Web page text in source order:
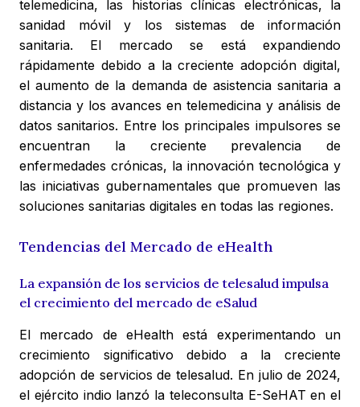
telemedicina, las historias clínicas electrónicas, la
sanidad móvil y los sistemas de información
sanitaria. El mercado se está expandiendo
rápidamente debido a la creciente adopción digital,
el aumento de la demanda de asistencia sanitaria a
distancia y los avances en telemedicina y análisis de
datos sanitarios. Entre los principales impulsores se
encuentran la creciente prevalencia de
enfermedades crónicas, la innovación tecnológica y
las iniciativas gubernamentales que promueven las
soluciones sanitarias digitales en todas las regiones.
Tendencias del Mercado de eHealth
La expansión de los servicios de telesalud impulsa
el crecimiento del mercado de eSalud
El mercado de eHealth está experimentando un
crecimiento significativo debido a la creciente
adopción de servicios de telesalud. En julio de 2024,
el ejército indio lanzó la teleconsulta E-SeHAT en el